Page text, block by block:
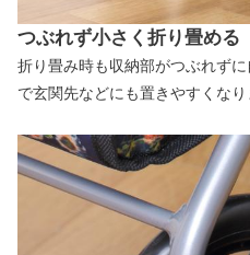
つぶれず小さく折り畳める
折り畳み時も収納部がつぶれず
で玄関先などにも置きやすくなり